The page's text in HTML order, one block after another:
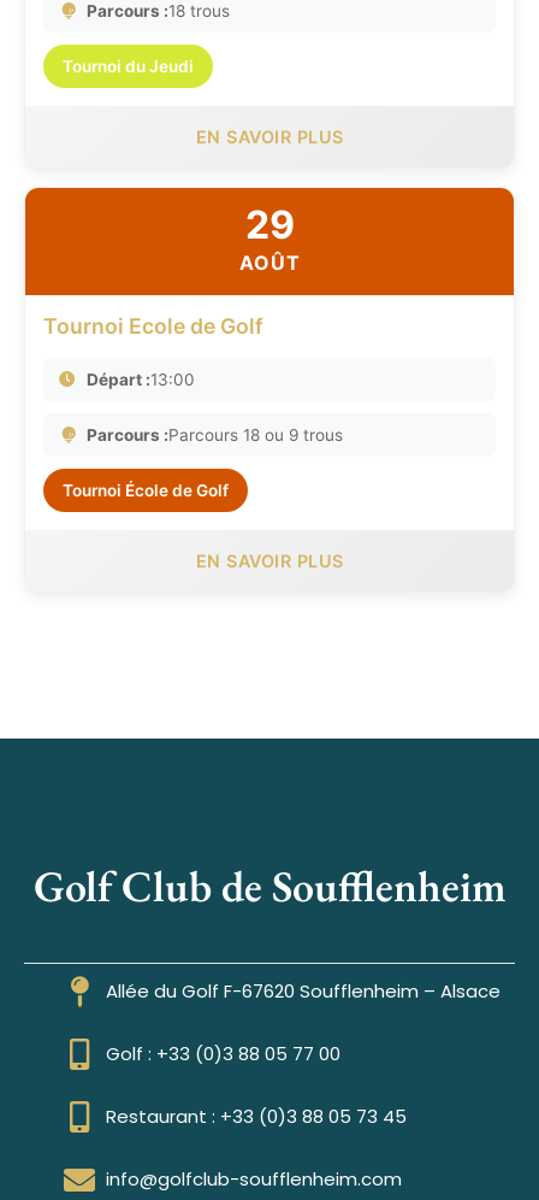
Parcours :18 trous
Tournoi du Jeudi
EN SAVOIR PLUS
29
AOÛT
Tournoi Ecole de Golf
Départ :13:00
Parcours :Parcours 18 ou 9 trous
Tournoi École de Golf
EN SAVOIR PLUS
Golf Club de Soufflenheim
Allée du Golf F-67620 Soufflenheim – Alsace
Golf : +33 (0)3 88 05 77 00
Restaurant : +33 (0)3 88 05 73 45
info@golfclub-soufflenheim.com